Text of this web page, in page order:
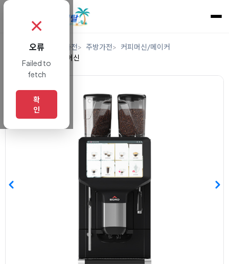
렌탈 디지털/가전 주방가전
커피머신/메이커
업소용에스프레소머신
✗
오류
Failed to
fetch
확
인